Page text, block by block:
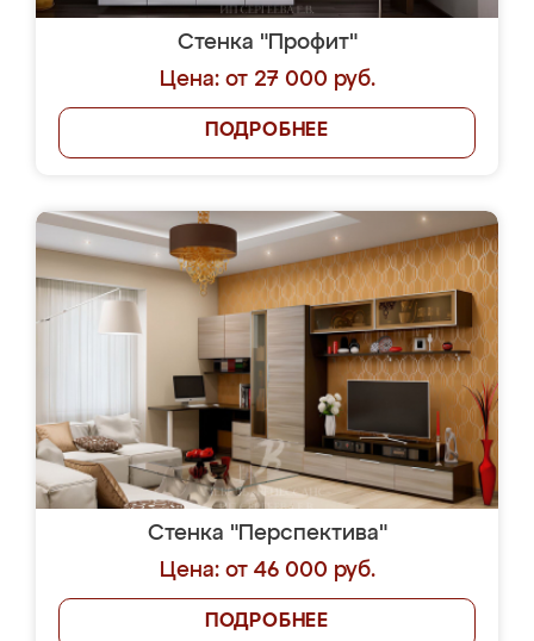
Стенка "Профит"
Цена: от 27 000 руб.
ПОДРОБНЕЕ
Стенка "Перспектива"
Цена: от 46 000 руб.
ПОДРОБНЕЕ